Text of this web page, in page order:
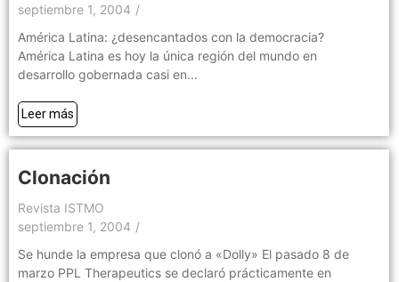
septiembre 1, 2004 /
América Latina: ¿desencantados con la democracia?
América Latina es hoy la única región del mundo en
desarrollo gobernada casi en...
Leer más
Clonación
Revista ISTMO
septiembre 1, 2004 /
Se hunde la empresa que clonó a «Dolly» El pasado 8 de
marzo PPL Therapeutics se declaró prácticamente en